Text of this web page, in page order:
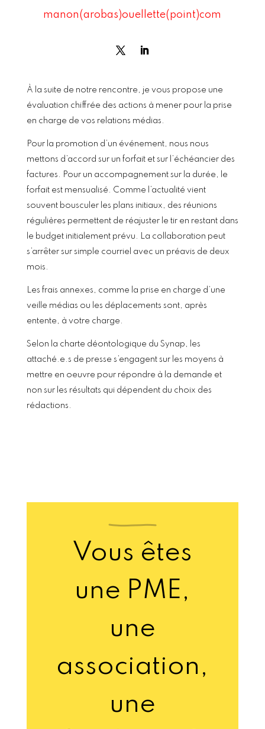
manon(arobas)ouellette(point)com
À la suite de notre rencontre, je vous propose une
évaluation chiffrée des actions à mener pour la prise
en charge de vos relations médias.
Pour la promotion d’un événement, nous nous
mettons d’accord sur un forfait et sur l’échéancier des
factures. Pour un accompagnement sur la durée, le
forfait est mensualisé. Comme l’actualité vient
souvent bousculer les plans initiaux, des réunions
régulières permettent de réajuster le tir en restant dans
le budget initialement prévu. La collaboration peut
s’arrêter sur simple courriel avec un préavis de deux
mois.
Les frais annexes, comme la prise en charge d’une
veille médias ou les déplacements sont, après
entente, à votre charge.
Selon la charte déontologique du Synap, les
attaché.e.s de presse s’engagent sur les moyens à
mettre en oeuvre pour répondre à la demande et
non sur les résultats qui dépendent du choix des
rédactions.
Vous êtes
une PME,
une
association,
une